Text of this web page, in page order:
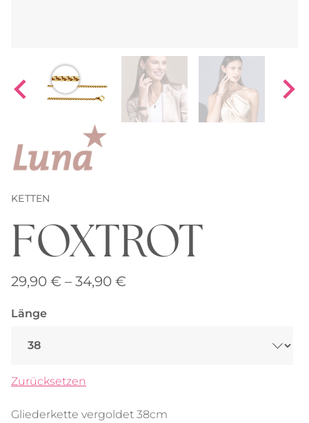
KETTEN
FOXTROT
29,90 € – 34,90 €
Länge
Zurücksetzen
Gliederkette vergoldet 38cm